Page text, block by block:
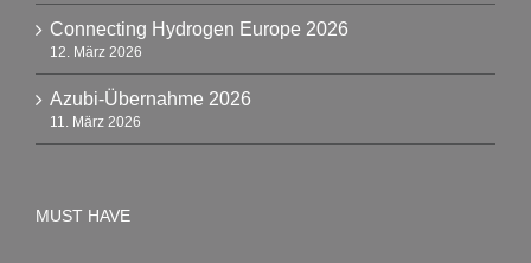
Connecting Hydrogen Europe 2026
12. März 2026
Azubi-Übernahme 2026
11. März 2026
MUST HAVE